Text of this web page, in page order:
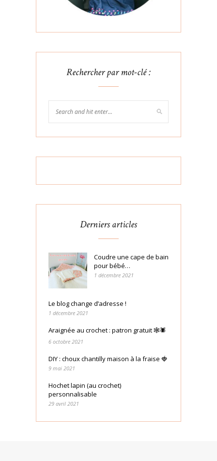
Rechercher par mot-clé :
Derniers articles
Coudre une cape de bain
pour bébé…
1 décembre 2021
Le blog change d’adresse !
1 décembre 2021
Araignée au crochet : patron gratuit 🕸🕷
6 octobre 2021
DIY : choux chantilly maison à la fraise 🍓
9 mai 2021
Hochet lapin (au crochet)
personnalisable
29 avril 2021